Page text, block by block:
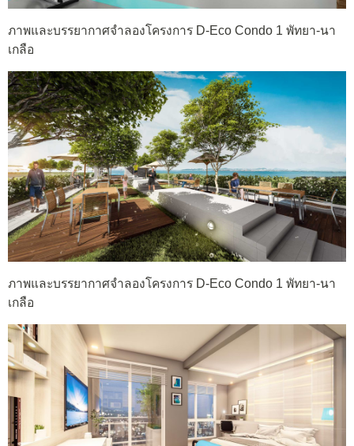
ภาพและบรรยากาศจำลองโครงการ D-Eco Condo 1 พัทยา-นา
เกลือ
ภาพและบรรยากาศจำลองโครงการ D-Eco Condo 1 พัทยา-นา
เกลือ